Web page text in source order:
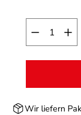
Produkt
Wir liefern